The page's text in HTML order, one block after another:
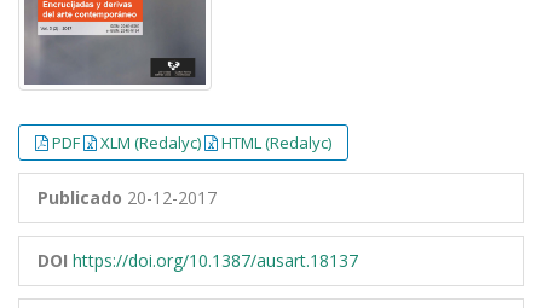
PDF XLM (Redalyc) HTML (Redalyc)
Publicado 20-12-2017
DOI https://doi.org/10.1387/ausart.18137